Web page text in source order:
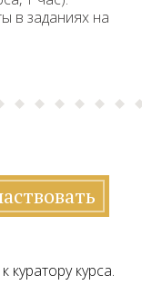
в заданиях на
курса.